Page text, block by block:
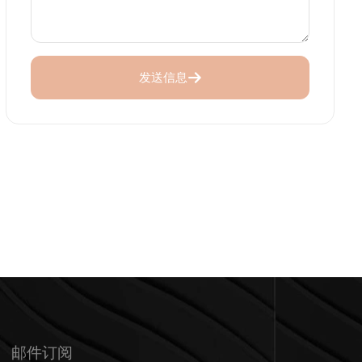
发送信息
邮件订阅